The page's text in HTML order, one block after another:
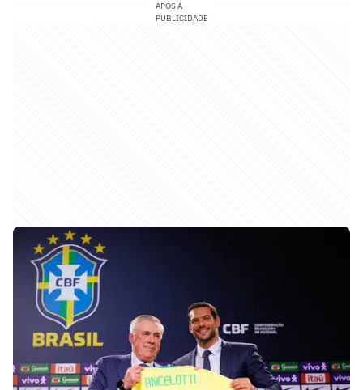
APÓS A
PUBLICIDADE